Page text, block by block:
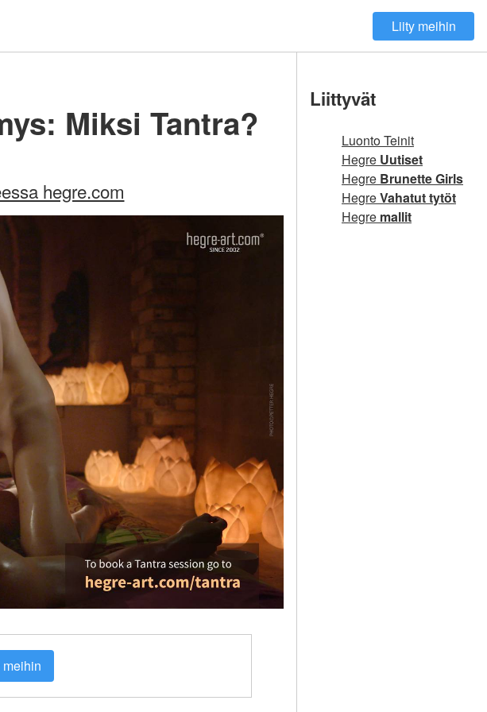
Liity meihin
Miksi Tantra?
hegre.com
meihin
Liittyvät
Luonto Teinit
Hegre Uutiset
Hegre Brunette Girls
HegreVahatut tytöt
Hegre mallit